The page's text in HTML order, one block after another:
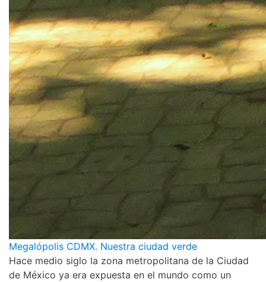
Megalópolis CDMX. Nuestra ciudad verde
Hace medio siglo la zona metropolitana de la Ciudad
de México ya era expuesta en el mundo como un